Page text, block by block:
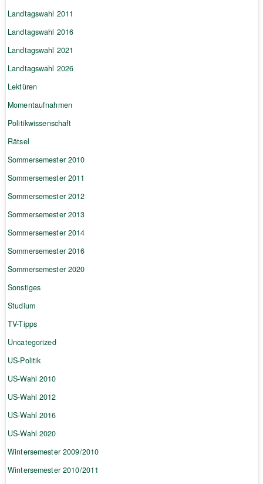
Landtagswahl 2011
Landtagswahl 2016
Landtagswahl 2021
Landtagswahl 2026
Lektüren
Momentaufnahmen
Politikwissenschaft
Rätsel
Sommersemester 2010
Sommersemester 2011
Sommersemester 2012
Sommersemester 2013
Sommersemester 2014
Sommersemester 2016
Sommersemester 2020
Sonstiges
Studium
TV-Tipps
Uncategorized
US-Politik
US-Wahl 2010
US-Wahl 2012
US-Wahl 2016
US-Wahl 2020
Wintersemester 2009/2010
Wintersemester 2010/2011